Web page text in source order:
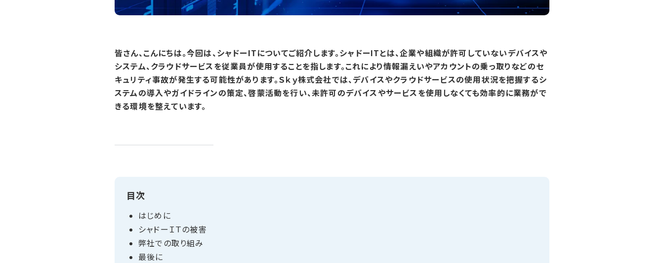
皆さん、こんにちは。今回は、シャドーITについてご紹介します。シャドーITとは、企業や組織が許可していないデバイスや
システム、クラウドサービスを従業員が使用することを指します。これにより情報漏えいやアカウントの乗っ取りなどのセ
キュリティ事故が発生する可能性があります。Ｓｋｙ株式会社では、デバイスやクラウドサービスの使用状況を把握するシ
ステムの導入やガイドラインの策定、啓蒙活動を行い、未許可のデバイスやサービスを使用しなくても効率的に業務がで
きる環境を整えています。
目次
はじめに
シャドーＩＴの​被害
弊社での​取り組み
最後に